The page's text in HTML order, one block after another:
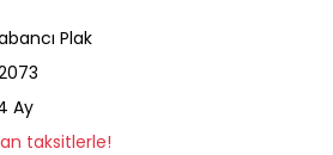
Plak
Ay
taksitlerle!